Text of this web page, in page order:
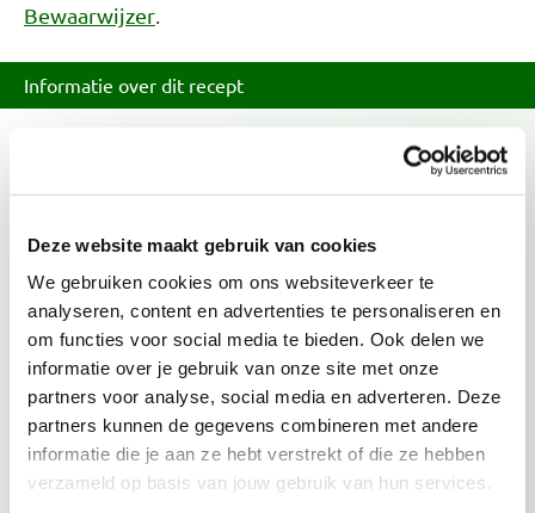
Deze website maakt gebruik van cookies
We gebruiken cookies om ons websiteverkeer te
analyseren, content en advertenties te personaliseren en
om functies voor social media te bieden. Ook delen we
informatie over je gebruik van onze site met onze
partners voor analyse, social media en adverteren. Deze
partners kunnen de gegevens combineren met andere
informatie die je aan ze hebt verstrekt of die ze hebben
verzameld op basis van jouw gebruik van hun services.
Bewaarwijzer
Informatie over dit recept
Dit recept voldoet niet volledig aan de Schijf van
Vijf-criteria.
Spinazie is deze maand in Nederland in het seizoen.
Kies bij voorkeur voor groente met het Biologisch,
Demeter of EKO-NL 3 sterren keurmerk.
Kies bij voorkeur voor ei met een topkeurmerk.
Biologisch, Demeter, EKO-NL 3 sterren en Beter
Leven 3 sterren zijn duurzamere keuzes.
Past in dieet
Vrij van gluten